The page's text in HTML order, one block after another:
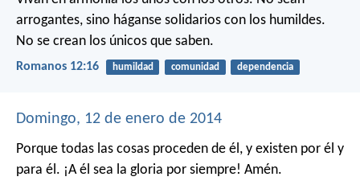
arrogantes, sino háganse solidarios con los humildes.
No se crean los únicos que saben.
Romanos 12:16 humildad comunidad dependencia
Domingo, 12 de enero de 2014
Porque todas las cosas proceden de él, y existen por él y
para él. ¡A él sea la gloria por siempre! Amén.